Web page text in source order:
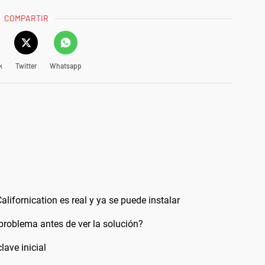
COMPARTIR
Twitter Whatsapp
es real y ya se puede instalar
antes de ver la solución?
inicial